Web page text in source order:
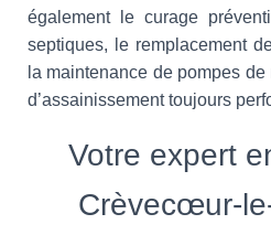
également le curage
septiques, le remplacement
la maintenance de pompes
d’assainissement toujours
Votre expert
Crèvecœur-